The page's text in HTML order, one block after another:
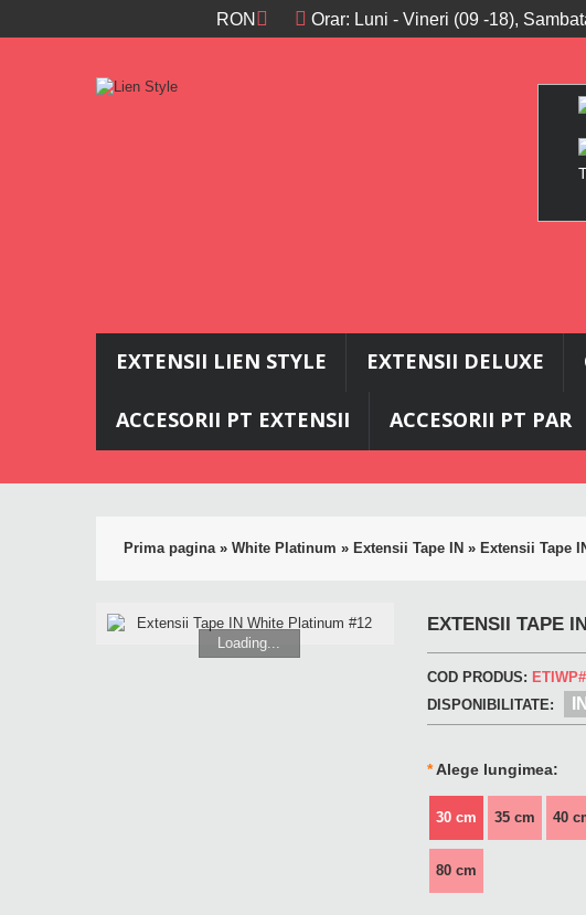
RON Orar: Luni - Vineri (09 -18),
EXTENSII LIEN STYLE EXTENSII DELUXE
ACCESORII PT EXTENSII ACCESORII PT PAR
Prima pagina» White Platinum » Extensii Tape IN » Extensii Tape
Loading...
EXTENSII TAPE
COD PRODUS:
DISPONIBILITATE:
*Alege lungimea:
30 cm 35 cm 40
80 cm